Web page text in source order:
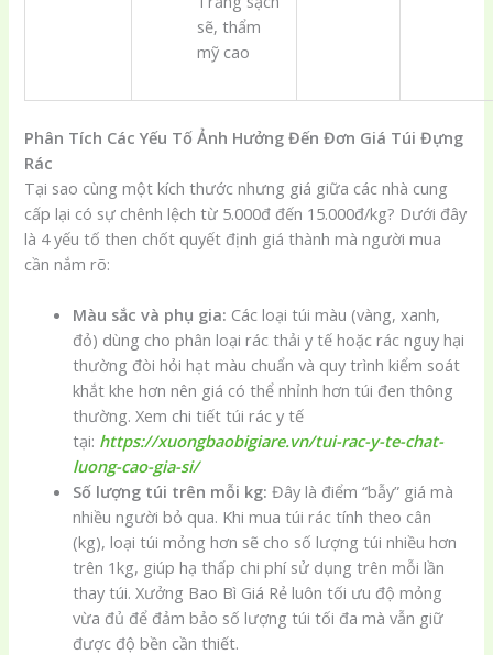
sẽ, thẩm
mỹ cao
Phân Tích Các Yếu Tố Ảnh Hưởng Đến Đơn Giá Túi Đựng
Rác
Tại sao cùng một kích thước nhưng giá giữa các nhà cung
cấp lại có sự chênh lệch từ 5.000đ đến 15.000đ/kg? Dưới đây
là 4 yếu tố then chốt quyết định giá thành mà người mua
cần nắm rõ:
Màu sắc và phụ gia: Các loại túi màu (vàng, xanh,
đỏ) dùng cho phân loại rác thải y tế hoặc rác nguy hại
thường đòi hỏi hạt màu chuẩn và quy trình kiểm soát
khắt khe hơn nên giá có thể nhỉnh hơn túi đen thông
thường. Xem chi tiết túi rác y tế
tại: https://xuongbaobigiare.vn/tui-rac-y-te-chat-
luong-cao-gia-si/
Số lượng túi trên mỗi kg: Đây là điểm “bẫy” giá mà
nhiều người bỏ qua. Khi mua túi rác tính theo cân
(kg), loại túi mỏng hơn sẽ cho số lượng túi nhiều hơn
trên 1kg, giúp hạ thấp chi phí sử dụng trên mỗi lần
thay túi. Xưởng Bao Bì Giá Rẻ luôn tối ưu độ mỏng
vừa đủ để đảm bảo số lượng túi tối đa mà vẫn giữ
được độ bền cần thiết.